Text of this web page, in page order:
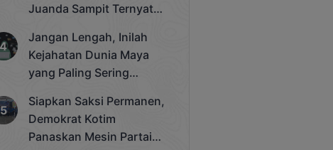
Juanda Sampit Ternyata
Jangan Lengah, Inilah
Kejahatan Dunia Maya
yang Paling Sering
Siapkan Saksi Permanen,
Demokrat Kotim
Panaskan Mesin Partai